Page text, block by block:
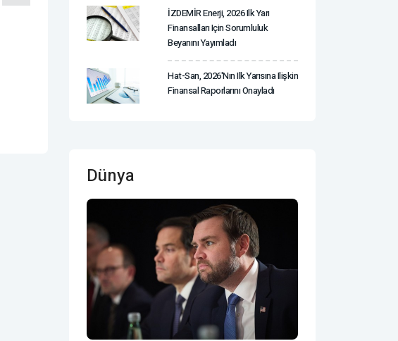
İZDEMİR Enerji, 2026 Ilk Yarı
Finansalları Için Sorumluluk
Beyanını Yayımladı
Hat-San, 2026'nın Ilk Yarısına Ilişkin
Finansal Raporlarını Onayladı
Dünya